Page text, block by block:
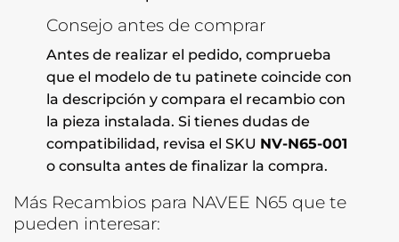
Consejo antes de comprar
Antes de realizar el pedido, comprueba
que el modelo de tu patinete coincide con
la descripción y compara el recambio con
la pieza instalada. Si tienes dudas de
compatibilidad, revisa el SKU NV-N65-001
o consulta antes de finalizar la compra.
Más Recambios para NAVEE N65 que te
pueden interesar: